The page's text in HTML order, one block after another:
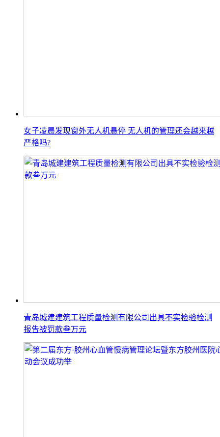
女子凌晨发现窗外无人机悬停 无人机的管理还会越来越
严格吗?
青岛城建建筑工程质量检测有限公司出具不实检验检测
报告被罚款叁万元